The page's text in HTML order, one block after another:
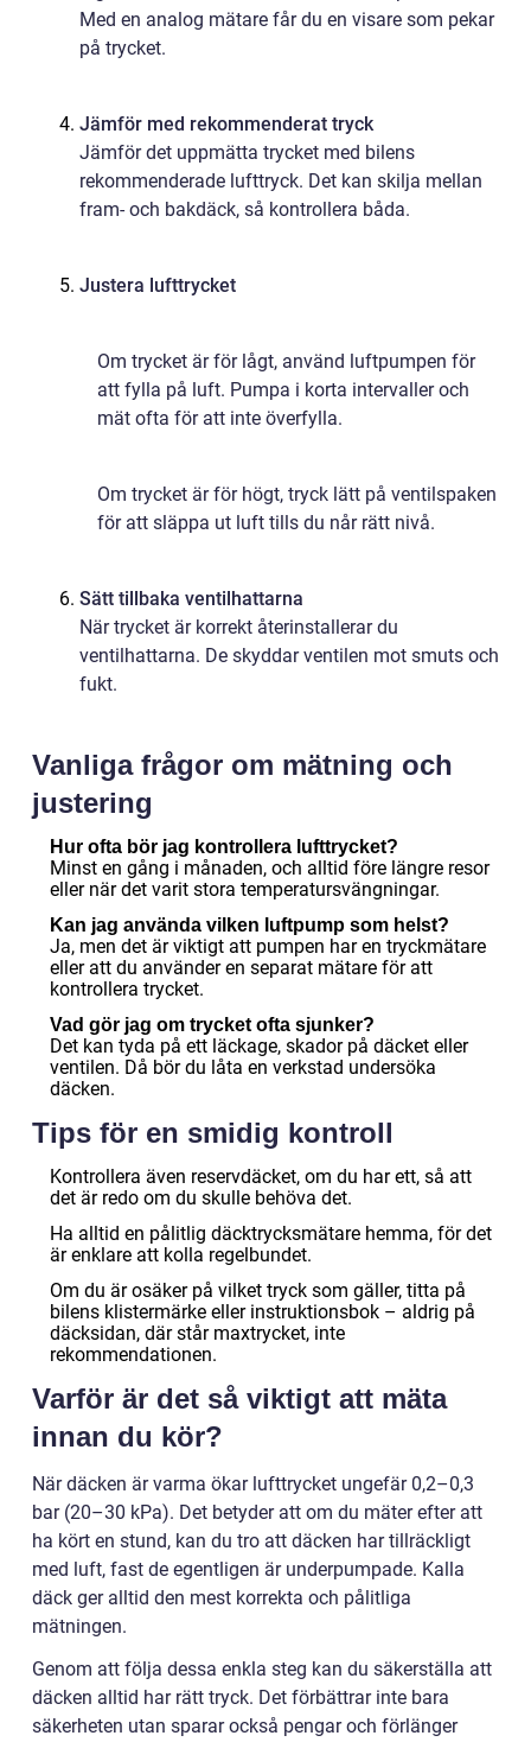
Med en analog mätare får du en visare som pekar
på trycket.
Jämför med rekommenderat tryck
Jämför det uppmätta trycket med bilens
rekommenderade lufttryck. Det kan skilja mellan
fram- och bakdäck, så kontrollera båda.
Justera lufttrycket
Om trycket är för lågt, använd luftpumpen för
att fylla på luft. Pumpa i korta intervaller och
mät ofta för att inte överfylla.
Om trycket är för högt, tryck lätt på ventilspaken
för att släppa ut luft tills du når rätt nivå.
Sätt tillbaka ventilhattarna
När trycket är korrekt återinstallerar du
ventilhattarna. De skyddar ventilen mot smuts och
fukt.
Vanliga frågor om mätning och
justering
Hur ofta bör jag kontrollera lufttrycket?
Minst en gång i månaden, och alltid före längre resor
eller när det varit stora temperatursvängningar.
Kan jag använda vilken luftpump som helst?
Ja, men det är viktigt att pumpen har en tryckmätare
eller att du använder en separat mätare för att
kontrollera trycket.
Vad gör jag om trycket ofta sjunker?
Det kan tyda på ett läckage, skador på däcket eller
ventilen. Då bör du låta en verkstad undersöka
däcken.
Tips för en smidig kontroll
Kontrollera även reservdäcket, om du har ett, så att
det är redo om du skulle behöva det.
Ha alltid en pålitlig däcktrycksmätare hemma, för det
är enklare att kolla regelbundet.
Om du är osäker på vilket tryck som gäller, titta på
bilens klistermärke eller instruktionsbok – aldrig på
däcksidan, där står maxtrycket, inte
rekommendationen.
Varför är det så viktigt att mäta
innan du kör?
När däcken är varma ökar lufttrycket ungefär 0,2–0,3
bar (20–30 kPa). Det betyder att om du mäter efter att
ha kört en stund, kan du tro att däcken har tillräckligt
med luft, fast de egentligen är underpumpade. Kalla
däck ger alltid den mest korrekta och pålitliga
mätningen.
Genom att följa dessa enkla steg kan du säkerställa att
däcken alltid har rätt tryck. Det förbättrar inte bara
säkerheten utan sparar också pengar och förlänger